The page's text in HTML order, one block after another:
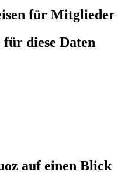
für Mitglieder
diese Daten
auf einen Blick